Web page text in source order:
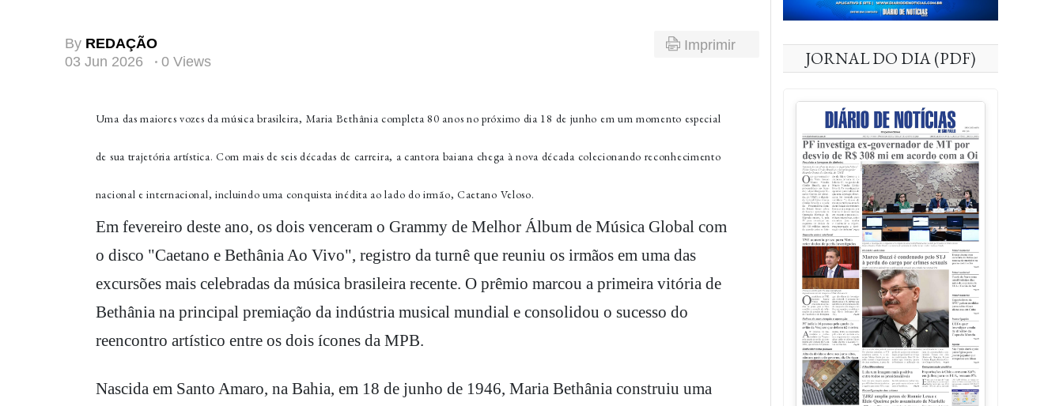
By REDAÇÃO
03 Jun 2026
0 Views
Imprimir
Uma das maiores vozes da música brasileira, Maria Bethânia completa 80 anos no próximo dia 18 de junho em um momento especial
de sua trajetória artística. Com mais de seis décadas de carreira, a cantora baiana chega à nova década colecionando reconhecimento
nacional e internacional, incluindo uma conquista inédita ao lado do irmão, Caetano Veloso.
Em fevereiro deste ano, os dois venceram o Grammy de Melhor Álbum de Música Global com
o disco "Caetano e Bethânia Ao Vivo", registro da turnê que reuniu os irmãos em uma das
excursões mais celebradas da música brasileira recente. O prêmio marcou a primeira vitória de
Bethânia na principal premiação da indústria musical mundial e consolidou o sucesso do
reencontro artístico entre os dois ícones da MPB.
Nascida em Santo Amaro, na Bahia, em 18 de junho de 1946, Maria Bethânia construiu uma
JORNAL DO DIA (PDF)